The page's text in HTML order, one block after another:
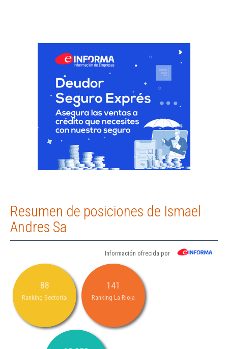
Resumen de posiciones de Ismael
Andres Sa
Información ofrecida por
88
Ranking Sectorial
141
Ranking La Rioja